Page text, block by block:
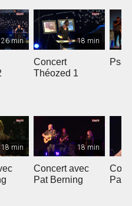
26 min 18 min
Concert
Théozed 1
18 min 18 min
Concert avec
Pat Berning
Pat